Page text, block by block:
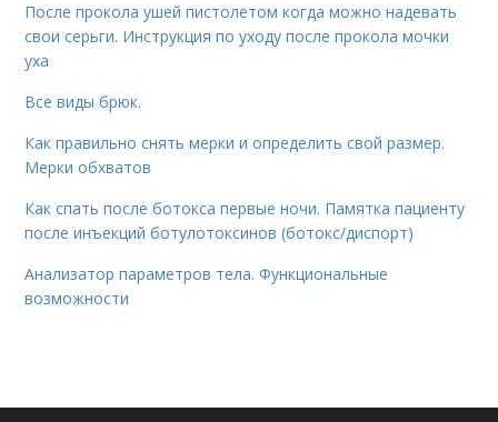
После прокола ушей пистолетом когда можно надевать
свои серьги. Инструкция по уходу после прокола мочки
уха
Все виды брюк.
Как правильно снять мерки и определить свой размер.
Мерки обхватов
Как спать после ботокса первые ночи. Памятка пациенту
после инъекций ботулотоксинов (ботокс/диспорт)
Анализатор параметров тела. Функциональные
возможности